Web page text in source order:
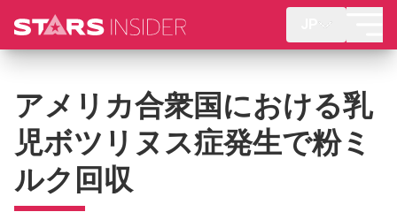
アメリカ合衆国における乳
児ボツリヌス症発生で粉ミ
ルク回収